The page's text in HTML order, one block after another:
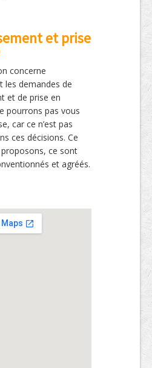
et prise
concerne
les demandes de
et de prise en
pourrons pas vous
car ce n’est pas
ces décisions. Ce
ce sont
et agréés.